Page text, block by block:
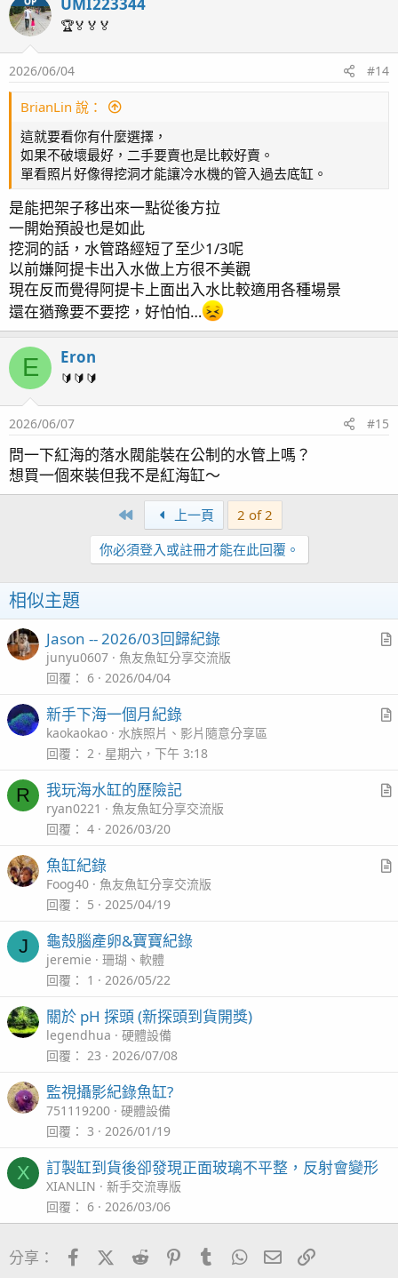
紅海缸水位太高也太深一直不是我想要的size
拆了它，留下想要的可拆式柵欄溢流區好用在新缸上
魚缸位置挪出來，只缺銀彈
偶然間損友分享fmpz3042大大願意無償割愛紅海250，
其實第一時間並沒和3042大大聯繫，大概半天後想著250
溢流區更大，新缸能做更長，試著聯繫看看，反正好康從
沒搶贏過
上天眷顧小弟排到了
便邀著損友幫忙搬了（損友好像也不好當
預定搬魚缸前一晚也許是阿卡西紀錄給了我靈感，礙著銀
彈不足、目前住處也不是最終歸屬。
不如這缸先養著吧，畢竟下海之間也收了不少器材，沒擴
缸放著也很可惜
不得不讚嘆與佩服fmpz3042大大勤保養的恆心毅力，居
然沒一丁點生鏽，也沒看到嚴重的鹽漬
輕鬆的搬運當然交給損友和貨車司機了
紅海通病正面玻璃會漏水
且此缸已像改版後加了邊條加強
估計正面玻璃為了懸空美觀設計
只靠矽利康支撐著水壓+本身玻璃重量
壓條，爬文好像是塑膠的
一個大廠連玻璃棒都要省，搞不懂
後面矽利康狀況
可能非懸空，即使打薄膠未加壓條
也未見矽利康脫膠情況
大家建議正面加玻璃棒重黏即可
還是全部拆掉重黏呢？蠻大工程的，很麻煩
不過若整缸重黏可能就打上白色矽利康了
再把溢流柵欄底下黑玻璃改成clownfish87分享的dooa背
濾缸背板，和clownfish87大大聊過原來此缸背板是玻璃
白色噴砂，並非一般壓克力
c
t
i
o
n
：
🏆🏅🏅🏅
2026/06/04 #14
BrianLin 說：
這就要看你有什麼選擇，
如果不破壞最好，二手要賣也是比較好賣。
單看照片好像得挖洞才能讓冷水機的管入過去底缸。
是能把架子移出來一點從後方拉
一開始預設也是如此
挖洞的話，水管路經短了至少1/3呢
以前嫌阿提卡出入水做上方很不美觀
現在反而覺得阿提卡上面出入水比較適用各種場景
還在猶豫要不要挖，好怕怕…
E Eron
🔰🔰🔰
2026/06/07 #15
問一下紅海的落水閥能裝在公制的水管上嗎？
想買一個來裝但我不是紅海缸～
First 上一頁
2 of 2
你必須登入或註冊才能在此回覆。
相似主題
c
Jason -- 2026/03回歸紀錄
junyu0607
魚友魚缸分享交流版
回覆
6 2026/04/04
c
新手下海一個月紀錄
kaokaokao
水族照片、影片隨意分享區
回覆
2 星期六，下午 3:18
R
c
我玩海水缸的歷險記
ryan0221
魚友魚缸分享交流版
回覆
4 2026/03/20
魚缸紀錄
Foog40
魚友魚缸分享交流版
回覆
5 2025/04/19
J 龜殼腦產卵&寶寶紀錄
jeremie
珊瑚、軟體
回覆
1 2026/05/22
關於 pH 探頭 (新探頭到貨開獎)
legendhua
硬體設備
回覆
23 2026/07/08
監視攝影紀錄魚缸?
751119200
硬體設備
回覆
3 2026/01/19
X 訂製缸到貨後卻發現正面玻璃不平整，反射會變形
XIANLIN
新手交流專版
回覆
6 2026/03/06
分享： FacebookX (Twitter)
Reddit PinterestTumblrWhatsApp電子郵件